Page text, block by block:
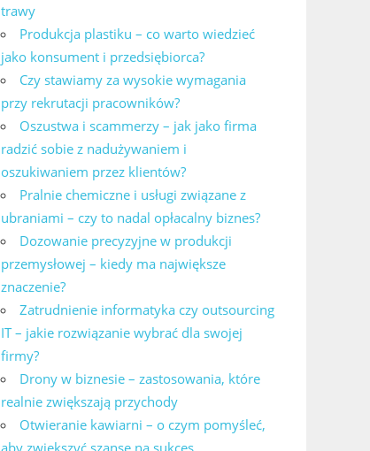
trawy
Produkcja plastiku – co warto wiedzieć
jako konsument i przedsiębiorca?
Czy stawiamy za wysokie wymagania
przy rekrutacji pracowników?
Oszustwa i scammerzy – jak jako firma
radzić sobie z nadużywaniem i
oszukiwaniem przez klientów?
Pralnie chemiczne i usługi związane z
ubraniami – czy to nadal opłacalny biznes?
Dozowanie precyzyjne w produkcji
przemysłowej – kiedy ma największe
znaczenie?
Zatrudnienie informatyka czy outsourcing
IT – jakie rozwiązanie wybrać dla swojej
firmy?
Drony w biznesie – zastosowania, które
realnie zwiększają przychody
Otwieranie kawiarni – o czym pomyśleć,
aby zwiększyć szanse na sukces